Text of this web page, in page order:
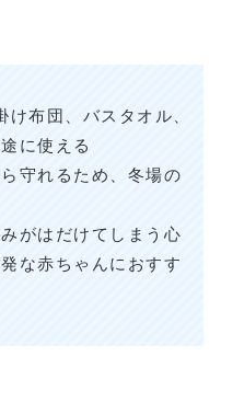
け布団、バスタオル、
に使える
守れるため、冬場の
みがはだけてしまう心
な赤ちゃんにおすす